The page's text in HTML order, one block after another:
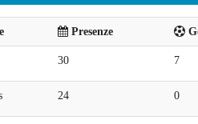
Presenze
30 7
24 0